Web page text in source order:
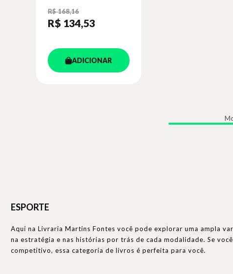
R$ 168,16
R$ 134,53
ADICIONAR
ESPORTE
Aqui na Livraria Martins Fontes você pode explorar uma ampla
na estratégia e nas histórias por trás de cada modalidade. Se
competitivo, essa categoria de livros é perfeita para você.